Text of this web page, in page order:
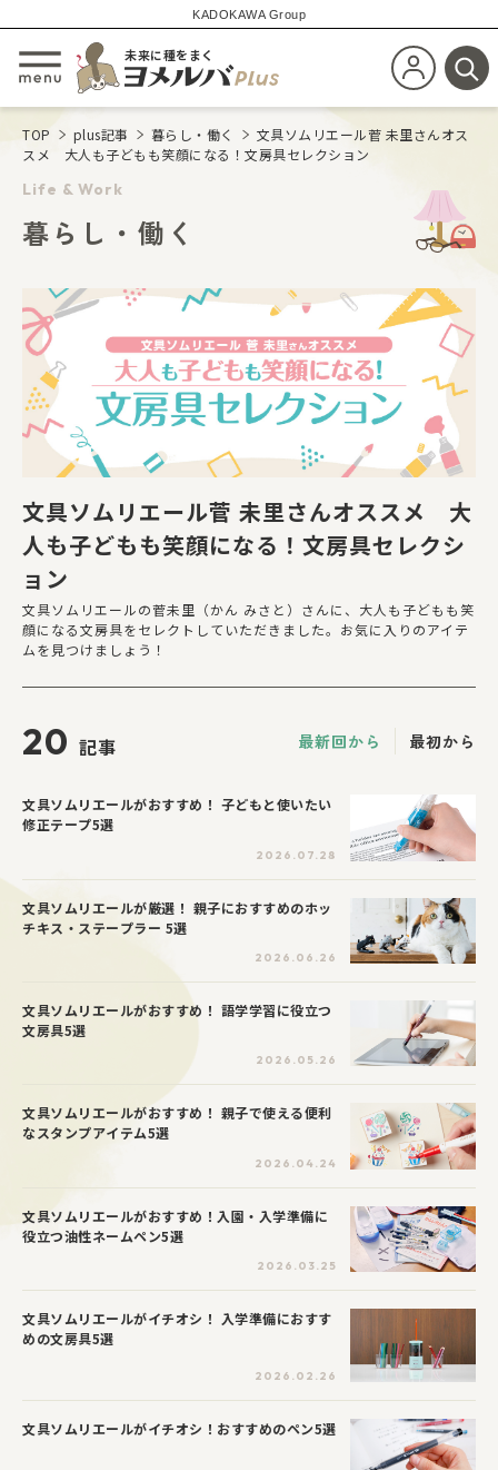
KADOKAWA Group
メニューを開閉する
未来に種をまく
新規会員登
検
TOP plus記事 暮らし・働く
文具ソムリエール菅 未里さんオス
スメ 大人も子どもも笑顔になる！文房具セレクション
Life & Work
暮らし・働く
文具ソムリエール菅 未里さんオススメ 大
人も子どもも笑顔になる！文房具セレクシ
ョン
文具ソムリエールの菅未里（かん みさと）さんに、大人も子どもも笑
顔になる文房具をセレクトしていただきました。お気に入りのアイテ
ムを見つけましょう！
20 記事 最新回から 最初から
文具ソムリエールがおすすめ！ 子どもと使いたい
修正テープ5選
2026.07.28
文具ソムリエールが厳選！ 親子におすすめのホッ
チキス・ステープラー 5選
2026.06.26
文具ソムリエールがおすすめ！ 語学学習に役立つ
文房具5選
2026.05.26
文具ソムリエールがおすすめ！ 親子で使える便利
なスタンプアイテム5選
2026.04.24
文具ソムリエールがおすすめ！入園・入学準備に
役立つ油性ネームペン5選
2026.03.25
文具ソムリエールがイチオシ！ 入学準備におすす
めの文房具5選
2026.02.26
文具ソムリエールがイチオシ！おすすめのペン5選